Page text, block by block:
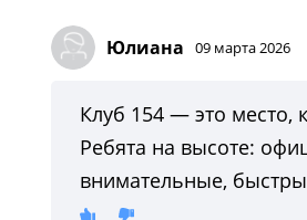
Юлиана 09 марта 2026
Клуб 154 — это место,
Ребята на высоте:
внимательные,